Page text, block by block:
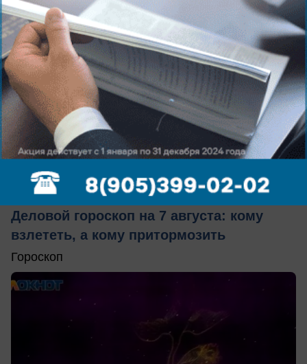
сегодня в 10:25 1
Общество
Деловой гороскоп на 7 августа: кому
взлететь, а кому притормозить
Гороскоп